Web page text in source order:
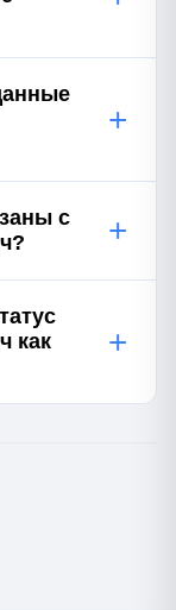
+
с
+
как
+